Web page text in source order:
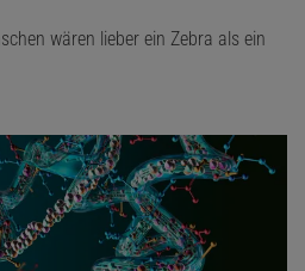
wären lieber ein Zebra als ein